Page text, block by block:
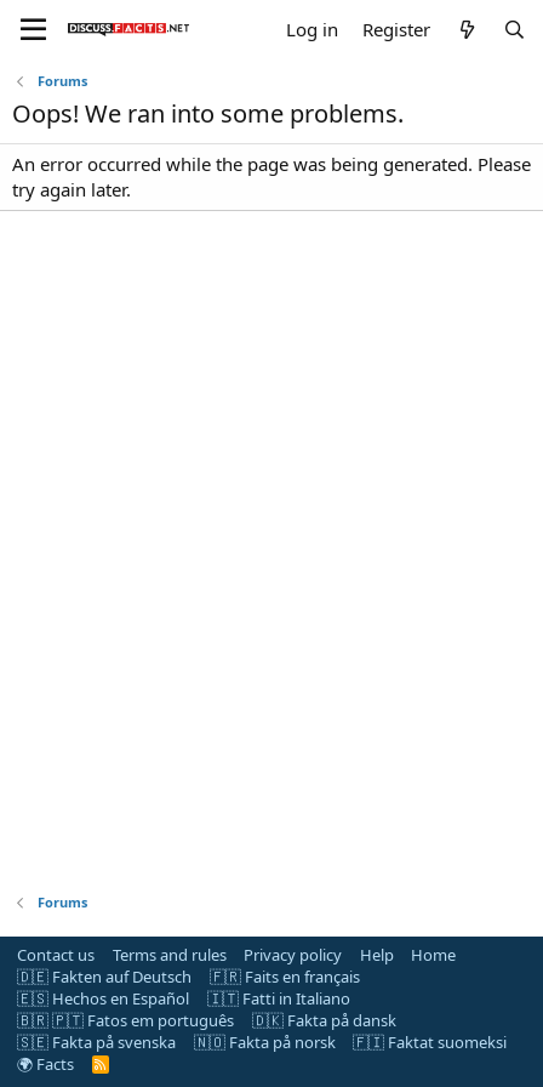
Log in Register
Forums
Oops! We ran into some problems.
An error occurred while the page was being generated. Please
try again later.
Forums
Contact us Terms and rules Privacy policy Help
Home
🇩🇪 Fakten auf Deutsch
🇫🇷 Faits en français
🇪🇸 Hechos en Español
🇮🇹 Fatti in Italiano
🇧🇷 🇵🇹 Fatos em português
🇩🇰 Fakta på dansk
🇸🇪 Fakta på svenska
🇳🇴 Fakta på norsk
🇫🇮 Faktat suomeksi
🌍 Facts
R